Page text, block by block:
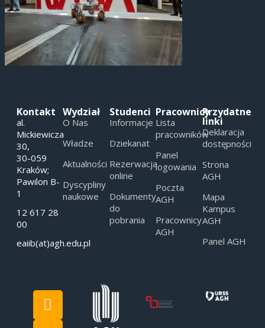
Kontakt
al.
Mickiewicza
30,
30-059
Kraków;
Pawilon B-
1
12 617 28
00
eaiib(at)agh.edu.pl
Wydział
O Nas
Władze
Aktualności
Dyscypliny
naukowe
Studenci
Informacje
Dziekanat
Rezerwacja
online
Dokumenty
do
pobrania
Pracownicy
Lista
pracowników
Panel
logowania
Poczta
AGH
Pracownicy
AGH
Przydatne
linki
Deklaracja
dostępności
Strona
AGH
Mapa
Kampus
AGH
Panel AGH